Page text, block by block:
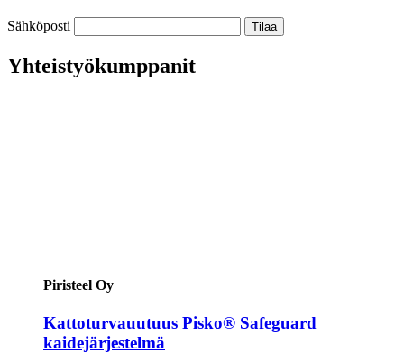
Sähköposti
Yhteistyökumppanit
Piristeel Oy
Kattoturvauutuus Pisko® Safeguard
kaidejärjestelmä